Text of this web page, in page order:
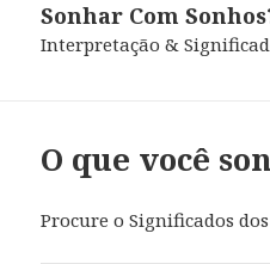
Sonhar Com
Interpretação &
O que você
Procure o Significados